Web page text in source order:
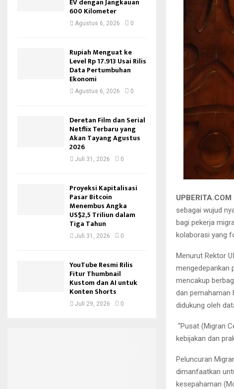
UPBERITA.COM
sebagai wujud
bagi pekerja
kolaborasi yang
Menurut Rektor
mengedepankan
mencakup
dan pemahaman
didukung oleh
“Pusat (Migran
kebijakan dan
Peluncuran
dimanfaatkan
kesepahaman
600 Kilometer
Agustus 6, 2026 0
Rupiah Menguat ke
Level Rp 17.913 Usai Rilis
Data Pertumbuhan
Ekonomi
Agustus 6, 2026 0
Deretan Film dan Serial
Netflix Terbaru yang
Akan Tayang Agustus
2026
Juli 31, 2026 0
Proyeksi Kapitalisasi
Pasar Bitcoin
Menembus Angka
US$2,5 Triliun dalam
Tiga Tahun
Juli 31, 2026 0
YouTube Resmi Rilis
Fitur Thumbnail
Kustom dan AI untuk
Konten Shorts
Juli 29, 2026 0